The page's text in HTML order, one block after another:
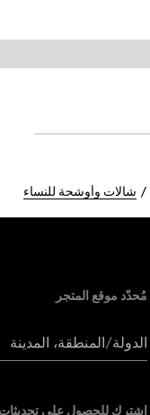
شالات وأوشحة للنساء
مُحدّد موقع المتجر
الدولة/المنطقة، المدينة
اشترك للحصول على